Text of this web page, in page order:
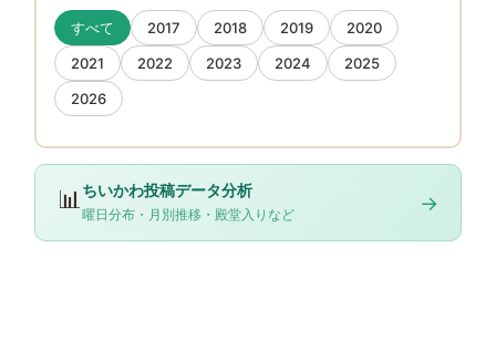
すべて 2017 2018 2019
2020
2021
2022 2023 2024
2025
2026
📊 ちいかわ投稿データ分析
曜日分布・月別推移・殿堂入りなど →